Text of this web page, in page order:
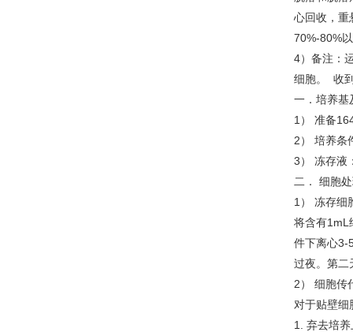
心回收，重
70%-80%
4）备注：
细胞。
一．培养基
1） 准备
2） 培养条
3） 冻存液
二． 细胞
1） 冻存细
将含有1mL
件下离心3-
过夜。第二
2） 细胞传
对于贴壁细
1. 弃去培